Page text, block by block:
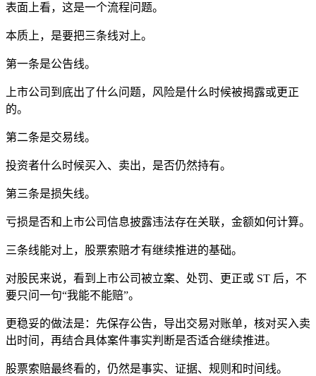
表面上看，这是一个流程问题。
本质上，是要把三条线对上。
第一条是公告线。
上市公司到底出了什么问题，风险是什么时候被揭露或更正
的。
第二条是交易线。
投资者什么时候买入、卖出，是否仍然持有。
第三条是损失线。
亏损是否和上市公司信息披露违法存在关联，金额如何计算。
三条线能对上，股票索赔才有继续推进的基础。
对股民来说，看到上市公司被立案、处罚、更正或 ST 后，不
要只问一句“我能不能赔”。
更稳妥的做法是：先保存公告，导出交易对账单，核对买入卖
出时间，再结合具体案件事实判断是否适合继续推进。
股票索赔最终看的，仍然是事实、证据、规则和时间线。